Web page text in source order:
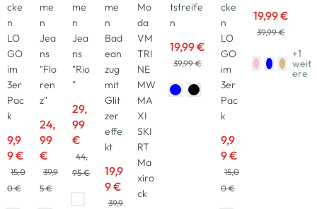
cke
n
LO
GO
im
3er
Pac
k
9,9
9 €
15,0
0 €
me
n
Jea
ns
"Flo
ren
z"
24,
99
€
39,9
5 €
me
n
Jea
ns
"Rio
"
29,
99
€
44,
95 €
me
n
Bad
ean
zug
mit
Glit
zer
effe
kt
19,9
9 €
39,9
Mo
da
VM
TRI
NE
MW
MA
XI
SKI
RT
Ma
xiro
ck
tstreife
n
19,99 €
39,99 €
cke
n
LO
GO
im
3er
Pac
k
9,9
9 €
15,0
0 €
19,99 €
39,99 €
+1
weit
ere